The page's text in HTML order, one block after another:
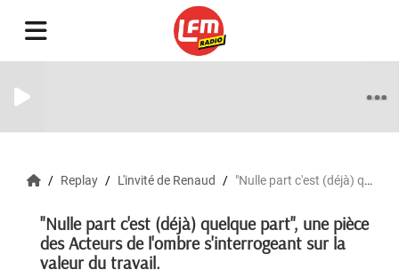
Replay L'invité de Renaud "Nulle part c'est (déjà) quelque part", une pièce des Acteurs de l'ombre s'interrogeant sur la valeur du travail.
"Nulle part c'est (déjà) quelque part", une pièce
des Acteurs de l'ombre s'interrogeant sur la
valeur du travail.